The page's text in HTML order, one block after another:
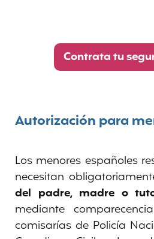
Contrata tu
Autorización para
Los menores españoles
necesitan
del padre, madre o
mediante
comisarías de Policía